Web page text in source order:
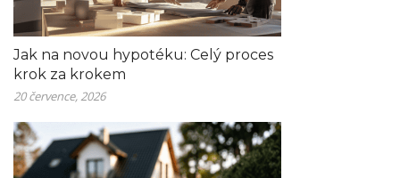
Jak na novou hypotéku: Celý proces
krok za krokem
20 července, 2026